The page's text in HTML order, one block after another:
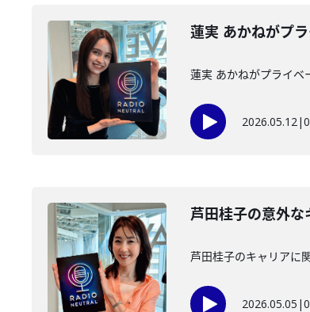
蓮実 あかねがプ
蓮実 あかねがプライベ
2026.05.12|
芦田桂子の意外
芦田桂子のキャリアに
2026.05.05 |